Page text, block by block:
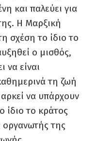
και παλεύει για
Η Μαρξική
σχέση το ίδιο το
ο μισθός,
να είναι
τη ζωή
να υπάρχουν
ίδιο το κράτος
οργανωτής της